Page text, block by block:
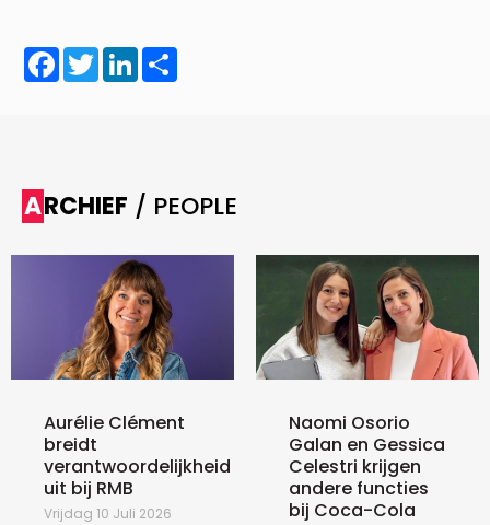
Facebook
TwitterLinkedIn
ARCHIEF / PEOPLE
Aurélie Clément
breidt
verantwoordelijkheid
uit bij RMB
Vrijdag 10 Juli 2026
Naomi Osorio
Galan en Gessica
Celestri krijgen
andere functies
bij Coca-Cola